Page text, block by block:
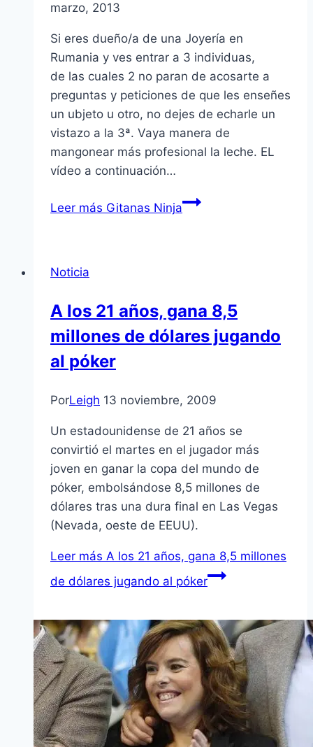
marzo, 2013
Si eres dueño/a de una Joyerí­a en
Rumania y ves entrar a 3 individuas,
de las cuales 2 no paran de acosarte a
preguntas y peticiones de que les enseñes
un ubjeto u otro, no dejes de echarle un
vistazo a la 3ª. Vaya manera de
mangonear más profesional la leche. EL
ví­deo a continuación…
Leer más Gitanas Ninja
Noticia
A los 21 años, gana 8,5
millones de dólares jugando
al póker
PorLeigh 13 noviembre, 2009
Un estadounidense de 21 años se
convirtió el martes en el jugador más
joven en ganar la copa del mundo de
póker, embolsándose 8,5 millones de
dólares tras una dura final en Las Vegas
(Nevada, oeste de EEUU).
Leer más A los 21 años, gana 8,5 millones
de dólares jugando al póker